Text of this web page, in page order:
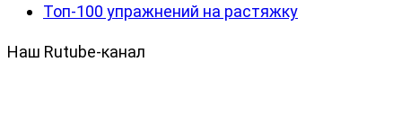
Топ-100 упражнений на растяжку
Наш Rutube-канал